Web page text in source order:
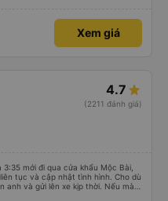
Xem giá
4.7
(2211 đánh giá)
mới đi qua cửa khẩu Mộc Bài,
tục và cập nhật tình hình. Cho dù
anh và gửi lên xe kịp thời. Nếu mà
là xe Limousine nhưng mà vé xe